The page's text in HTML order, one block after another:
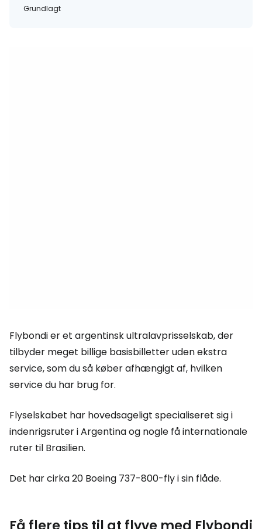
Grundlagt
Flybondi er et argentinsk ultralavprisselskab, der
tilbyder meget billige basisbilletter uden ekstra
service, som du så køber afhængigt af, hvilken
service du har brug for.
Flyselskabet har hovedsageligt specialiseret sig i
indenrigsruter i Argentina og nogle få internationale
ruter til Brasilien.
Det har cirka 20 Boeing 737-800-fly i sin flåde.